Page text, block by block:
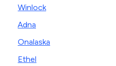
Winlock
Adna
Onalaska
Ethel